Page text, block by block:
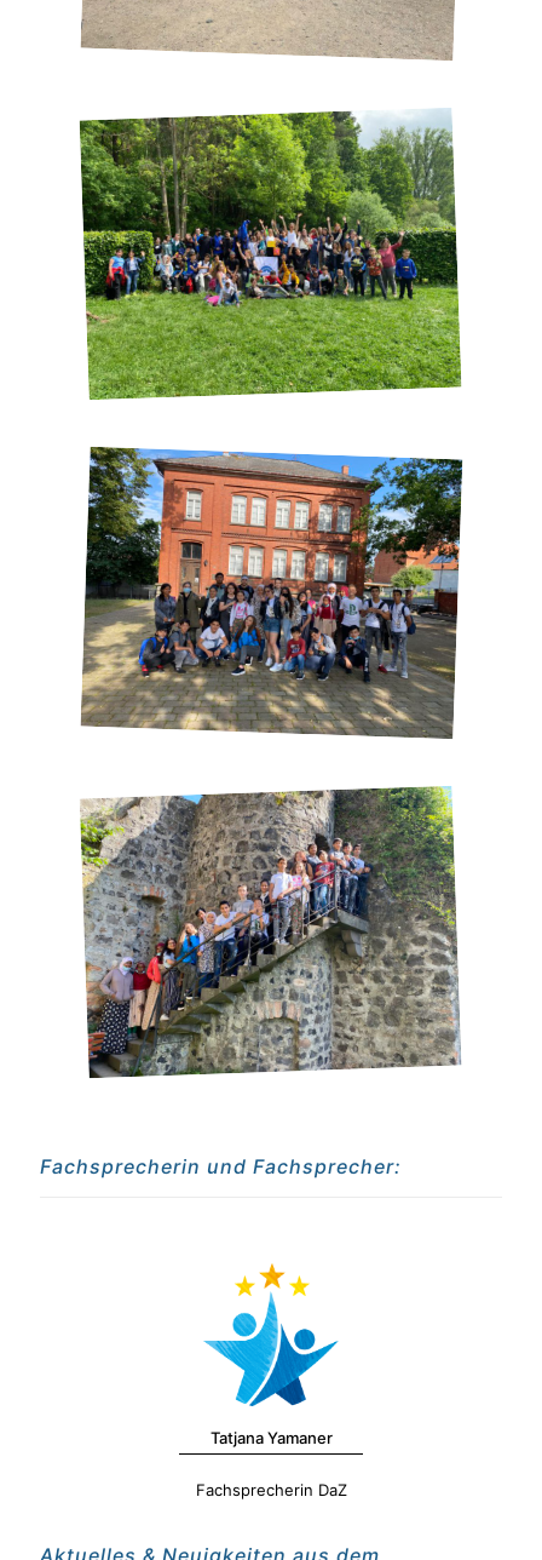
Fachsprecherin und Fachsprecher:
Tatjana Yamaner
Fachsprecherin DaZ
Aktuelles & Neuigkeiten aus dem